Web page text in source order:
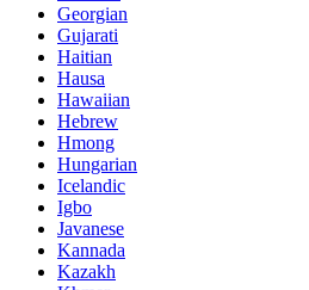
Georgian
Gujarati
Haitian
Hausa
Hawaiian
Hebrew
Hmong
Hungarian
Icelandic
Igbo
Javanese
Kannada
Kazakh